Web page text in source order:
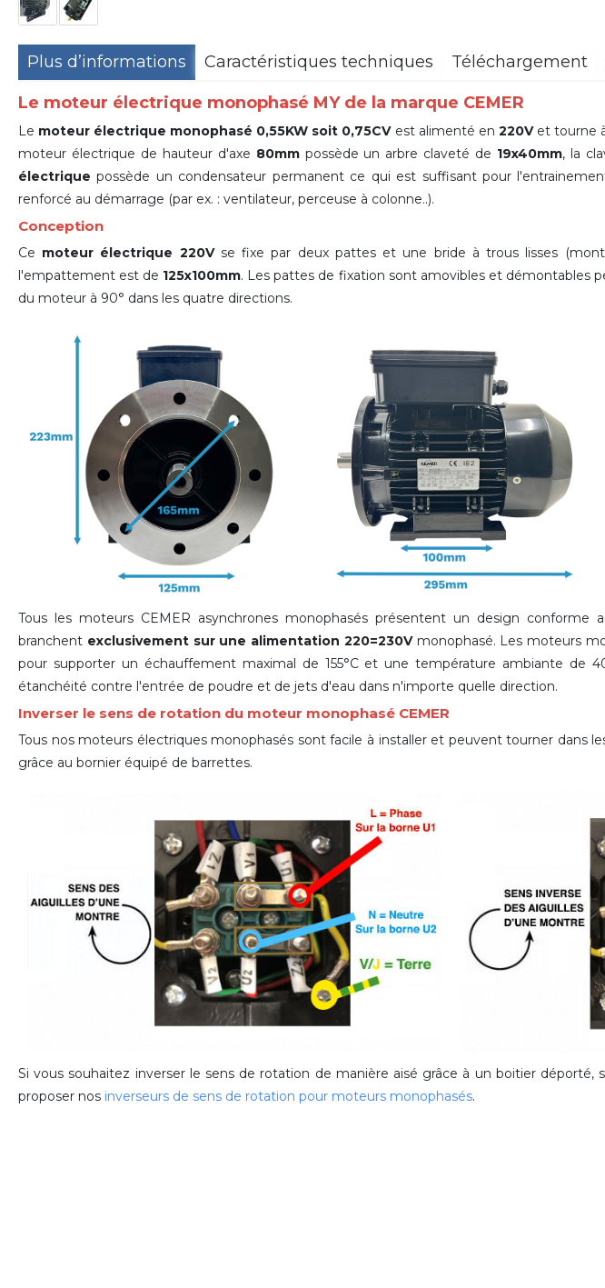
Plus d’informations Caractéristiques techniques Téléchargement
Le moteur électrique monophasé MY de la marque CEMER
Le moteur électrique monophasé 0,55KW soit 0,75CVest alimenté en 220Vet tourne
moteur électrique de hauteur d'axe 80mmpossède un arbre claveté de 19x40mm, la
électrique possède un condensateur permanent ce qui est suffisant pour
renforcé au démarrage (par ex. : ventilateur, perceuse à colonne..).
Conception
Ce moteur électrique 220Vse fixe par deux pattes et une bride à trous lisses
l'empattement est de 125x100mm. Les pattes de fixation sont amovibles et démontables
du moteur à 90° dans les quatre directions.
Tous les moteurs CEMER asynchrones monophasés présentent un design conforme
branchent exclusivement sur une alimentation 220=230Vmonophasé. Les moteurs
pour supporter un échauffement maximal de 155°C et une température ambiante de
étanchéité contre l'entrée de poudre et de jets d'eau dans n'importe quelle direction.
Inverser le sens de rotation du moteur monophasé CEMER
Tous nos moteurs électriques monophasés sont facile à installer et peuvent tourner dans
grâce au bornier équipé de barrettes.
Si vous souhaitez inverser le sens de rotation de manière aisé grâce à un boitier déporté,
proposer nos inverseurs de sens de rotation pour moteurs monophasés.